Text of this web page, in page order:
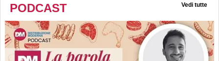
PODCAST Vedi tutte